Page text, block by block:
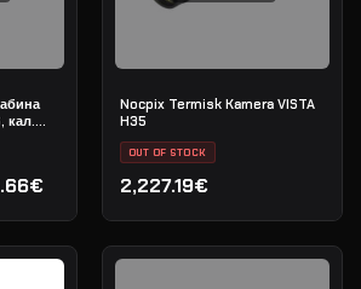
кал.
pris var: 2,244.57€.
er: 1,795.66€.
Nocpix Termisk Kamera VISTA
H35
OUT OF STOCK
2,227.19€